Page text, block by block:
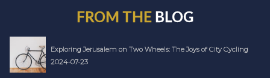
FROM THE BLOG
Exploring Jerusalem on Two Wheels: The Joys of City Cycling
2024-07-23